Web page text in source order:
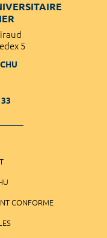
5
CONFORME